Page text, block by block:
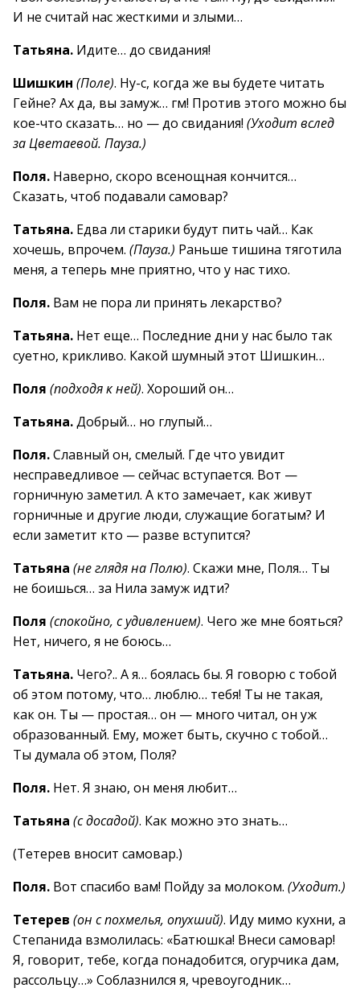
И не считай нас жесткими и злыми…
Татьяна. Идите… до свидания!
Шишкин (Поле). Ну-с, когда же вы будете читать
Гейне? Ах да, вы замуж… гм! Против этого можно бы
кое-что сказать… но — до свидания! (Уходит вслед
за Цветаевой. Пауза.)
Поля. Наверно, скоро всенощная кончится…
Сказать, чтоб подавали самовар?
Татьяна. Едва ли старики будут пить чай… Как
хочешь, впрочем. (Пауза.) Раньше тишина тяготила
меня, а теперь мне приятно, что у нас тихо.
Поля. Вам не пора ли принять лекарство?
Татьяна. Нет еще… Последние дни у нас было так
суетно, крикливо. Какой шумный этот Шишкин…
Поля (подходя к ней). Хороший он…
Татьяна.Добрый… но глупый…
Поля.Славный он, смелый. Где что увидит
несправедливое — сейчас вступается. Вот —
горничную заметил. А кто замечает, как живут
горничные и другие люди, служащие богатым? И
если заметит кто — разве вступится?
Татьяна (не глядя на Полю). Скажи мне, Поля… Ты
не боишься… за Нила замуж идти?
Поля (спокойно, с удивлением). Чего же мне бояться?
Нет, ничего, я не боюсь…
Татьяна. Чего?.. А я… боялась бы. Я говорю с тобой
об этом потому, что… люблю… тебя! Ты не такая,
как он. Ты — простая… он — много читал, он уж
образованный. Ему, может быть, скучно с тобой…
Ты думала об этом, Поля?
Поля. Нет. Я знаю, он меня любит…
Татьяна (с досадой). Как можно это знать…
(Тетерев вносит самовар.)
Поля. Вот спасибо вам! Пойду за молоком. (Уходит.)
Тетерев (он с похмелья, опухший). Иду мимо кухни, а
Степанида взмолилась: «Батюшка! Внеси самовар!
Я, говорит, тебе, когда понадобится, огурчика дам,
рассольцу…» Соблазнился я, чревоугодник…